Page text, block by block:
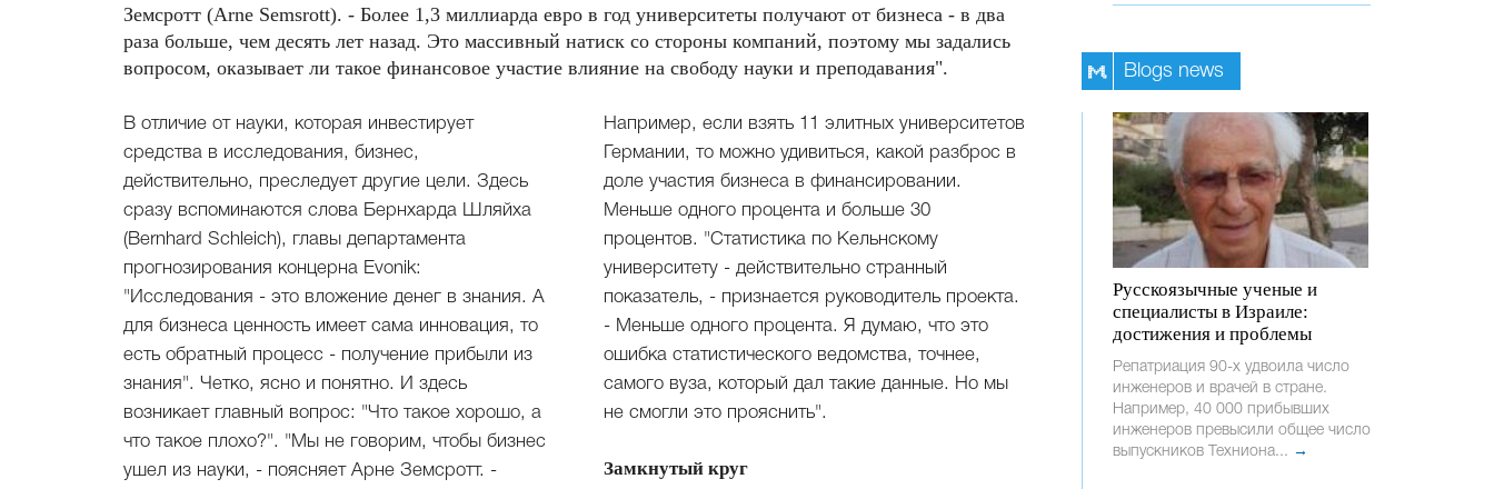
Земсротт (Arne Semsrott). - Более 1,3 миллиарда евро в год университеты получают от бизнеса - в два
раза больше, чем десять лет назад. Это массивный натиск со стороны компаний, поэтому мы задались
вопросом, оказывает ли такое финансовое участие влияние на свободу науки и преподавания".
В отличие от науки, которая инвестирует
средства в исследования, бизнес,
действительно, преследует другие цели. Здесь
сразу вспоминаются слова Бернхарда Шляйха
(Bernhard Schleich), главы департамента
прогнозирования концерна Evonik:
"Исследования - это вложение денег в знания. А
для бизнеса ценность имеет сама инновация, то
есть обратный процесс - получение прибыли из
знания". Четко, ясно и понятно. И здесь
возникает главный вопрос: "Что такое хорошо, а
что такое плохо?". "Мы не говорим, чтобы бизнес
ушел из науки, - поясняет Арне Земсротт. -
Например, если взять 11 элитных университетов
Германии, то можно удивиться, какой разброс в
доле участия бизнеса в финансировании.
Меньше одного процента и больше 30
процентов. "Статистика по Кельнскому
университету - действительно странный
показатель, - признается руководитель проекта.
- Меньше одного процента. Я думаю, что это
ошибка статистического ведомства, точнее,
самого вуза, который дал такие данные. Но мы
не смогли это прояснить".
Замкнутый круг
Blogs news
Русскоязычные ученые и
специалисты в Израиле:
достижения и проблемы
Репатриация 90-х удвоила число
инженеров и врачей в стране.
Например, 40 000 прибывших
инженеров превысили общее число
выпускников Техниона... →